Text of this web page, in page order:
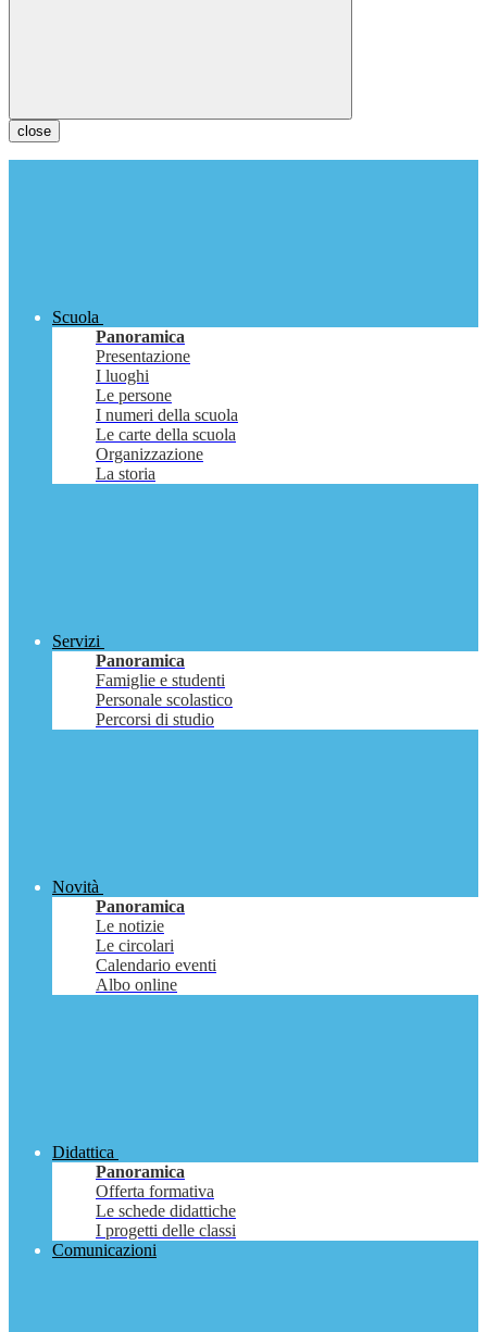
close
Scuola
Panoramica
Presentazione
I luoghi
Le persone
I numeri della scuola
Le carte della scuola
Organizzazione
La storia
Servizi
Panoramica
Famiglie e studenti
Personale scolastico
Percorsi di studio
Novità
Panoramica
Le notizie
Le circolari
Calendario eventi
Albo online
Didattica
Panoramica
Offerta formativa
Le schede didattiche
I progetti delle classi
Comunicazioni